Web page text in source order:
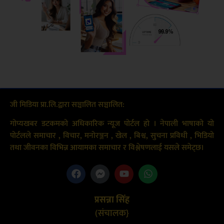
जी मिडिया प्रा.लि.द्वारा सञ्चालित सञ्चालित:
गोप्यखबर डटकमको अधिकारिक न्यूज पोर्टल हो । नेपाली भाषाको यो
पोर्टलले समाचार , विचार, मनोरञ्जन , खेल , बिश्व, सुचना प्रविधी , भिडियो
तथा जीवनका विभिन्न आयामका समाचार र विश्लेषणलाई यसले समेट्छ।
प्रसन्ना सिंह
(संचालक}